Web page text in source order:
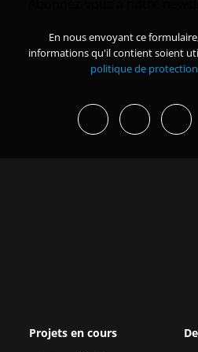
En nous envoyant ce
informations qu'il contient soient
politique de
Projets en cours